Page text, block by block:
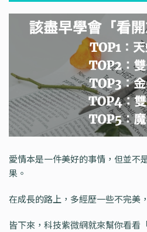
愛情本是一件美好的事情，但並不
果。
在成長的路上，多經歷一些不完美
皆下來，科技紫微網就來幫你看看